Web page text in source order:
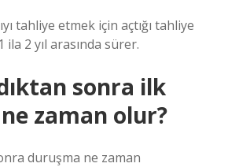
tahliye etmek için açtığı tahliye
ila 2 yıl arasında sürer.
sonra ilk
zaman olur?
duruşma ne zaman